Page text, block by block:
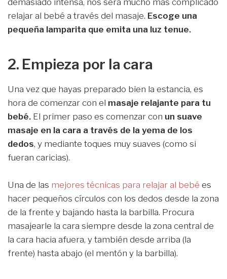
demasiado intensa, nos será mucho más complicado
relajar al bebé a través del masaje. Escoge una
pequeña lamparita que emita una luz tenue.
2. Empieza por la cara
Una vez que hayas preparado bien la estancia, es
hora de comenzar con el masaje relajante para tu
bebé. El primer paso es comenzar con un suave
masaje en la cara a través de la yema de los
dedos, y mediante toques muy suaves (como si
fueran caricias).
Una de las mejores técnicas para relajar al bebé es
hacer pequeños círculos con los dedos desde la zona
de la frente y bajando hasta la barbilla. Procura
masajearle la cara siempre desde la zona central de
la cara hacia afuera, y también desde arriba (la
frente) hasta abajo (el mentón y la barbilla).